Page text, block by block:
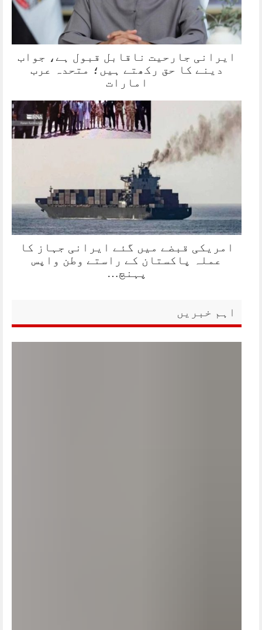
ایرانی جارحیت ناقابل قبول ہے، جواب
دینے کا حق رکھتے ہیں؛ متحدہ عرب
امارات
امریکی قبضے میں گئے ایرانی جہاز کا
عملہ پاکستان کے راستے وطن واپس
پہنچ…
اہم خبریں